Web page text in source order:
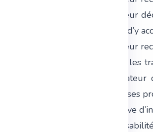
5.1.6. L’Utilisateur
lui permettant d’y
5.1.7. L’Utilisateur
sur lesquelles les
plaçant
terminal et de ses
virus ou tentative
entière